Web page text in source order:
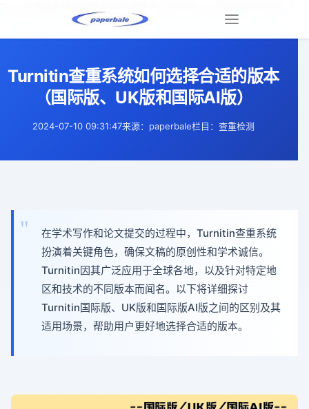
navigation
Turnitin查重系统如何选择合适的版本
（国际版、UK版和国际AI版）
2024-07-10 09:31:47来源：paperbale栏目：查重检测
在学术写作和论文提交的过程中，Turnitin查重系统
扮演着关键角色，确保文稿的原创性和学术诚信。
Turnitin因其广泛应用于全球各地，以及针对特定地
区和技术的不同版本而闻名。以下将详细探讨
Turnitin国际版、UK版和国际版AI版之间的区别及其
适用场景，帮助用户更好地选择合适的版本。